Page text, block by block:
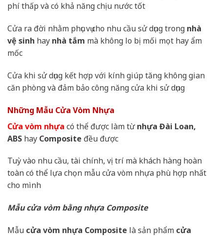
phí thấp và có khả năng chịu nước tốt
Cửa ra đời nhằm phục vụ cho nhu cầu sử dụng trong nhà
vệ sinh hay nhà tắm mà không lo bị mối mọt hay ẩm
mốc
Cửa khi sử dụng kết hợp với kính giúp tăng không gian
căn phòng và đảm bảo công năng cửa khi sử dụng
Những Mẫu Cửa Vòm Nhựa
Cửa vòm nhựa có thể được làm từnhựa Đài Loan,
ABS hay Composite đều được
Tuỳ vào nhu cầu, tài chính, vị trí mà khách hàng hoàn
toàn có thể lựa chọn mẫu cửa vòm nhựa phù hợp nhất
cho mình
Mẫu cửa vòm bằng nhựa Composite
Mẫu cửa vòm nhựa Composite là sản phẩm cửa